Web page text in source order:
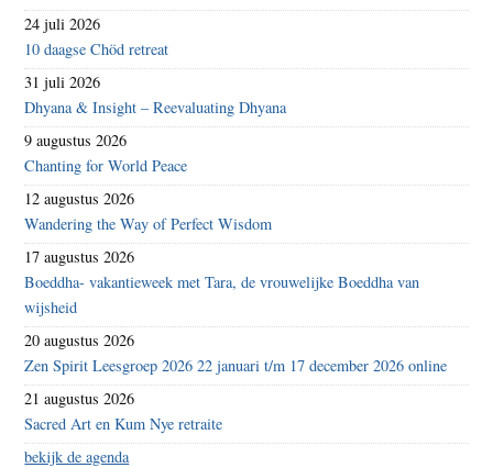
24 juli 2026
10 daagse Chöd retreat
31 juli 2026
Dhyana & Insight – Reevaluating Dhyana
9 augustus 2026
Chanting for World Peace
12 augustus 2026
Wandering the Way of Perfect Wisdom
17 augustus 2026
Boeddha- vakantieweek met Tara, de vrouwelijke Boeddha van
wijsheid
20 augustus 2026
Zen Spirit Leesgroep 2026 22 januari t/m 17 december 2026 online
21 augustus 2026
Sacred Art en Kum Nye retraite
bekijk de agenda